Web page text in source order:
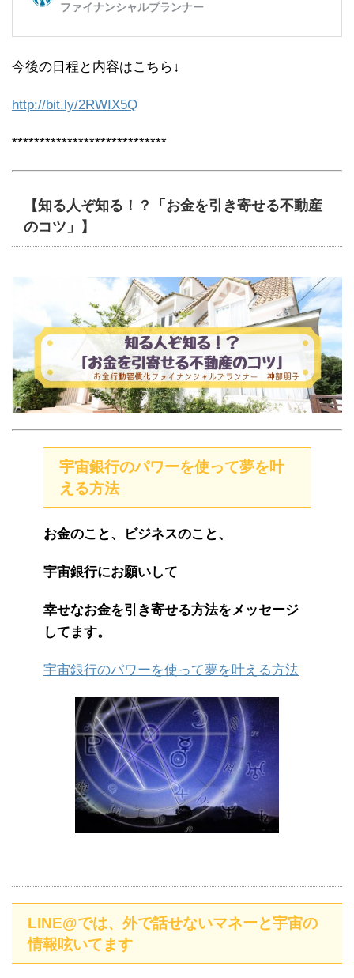
今後の日程と内容はこちら↓
http://bit.ly/2RWIX5Q
****************************
【知る人ぞ知る！？「お金を引き寄せる不動産
のコツ」】
宇宙銀行のパワーを使って夢を叶
える方法
お金のこと、ビジネスのこと、
宇宙銀行にお願いして
幸せなお金を引き寄せる方法をメッセージ
してます。
宇宙銀行のパワーを使って夢を叶える方法
LINE@では、外で話せないマネーと宇宙の
情報呟いてます